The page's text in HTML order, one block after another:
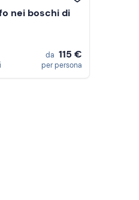
nei boschi di
da 115 €
per persona